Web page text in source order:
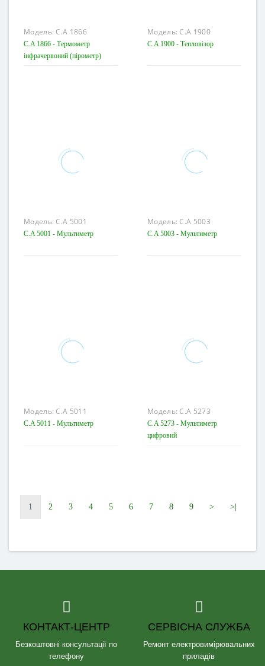
Модель:C.A 1866
C.A 1866 - Термометр
інфрачервоний (пірометр)
Модель:C.A 1900
C.A 1900 - Тепловізор
Модель:C.A 5001
C.A 5001 - Мультиметр
Модель:C.A 5003
C.A 5003 - Мультиметр
Модель:C.A 5011
C.A 5011 - Мультиметр
Модель:C.A 5273
C.A 5273 - Мультиметр
цифровий
1 2 3 4 5 6 7 8 9 > >|
КОНТАКТ-ЦЕНТР
Безкоштовні консультації по
телефону
СЕРВІСНА СЛУЖБА
Ремонт електровимірювальних
приладів